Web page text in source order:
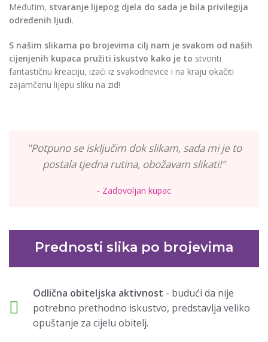
Međutim, stvaranje lijepog djela do sada je bila privilegija
određenih ljudi.
S našim slikama po brojevima cilj nam je svakom od naših
cijenjenih kupaca pružiti iskustvo kako je to stvoriti
fantastičnu kreaciju, izaći iz svakodnevice i na kraju okačiti
zajamčenu lijepu sliku na zid!
"Potpuno se isključim dok slikam, sada mi je to
postala tjedna rutina, obožavam slikati!"
- Zadovoljan kupac
Prednosti slika po brojevima
Odlična obiteljska aktivnost - budući da nije
potrebno prethodno iskustvo, predstavlja veliko
opuštanje za cijelu obitelj.